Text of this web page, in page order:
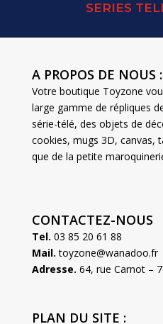
SERIES
A PROPOS DE NOUS :
Votre boutique Toyzone
large gamme de répliques
série-télé, des objets de
cookies, mugs 3D, canvas,
que de la petite
CONTACTEZ-NOUS
Tel. 03 85 20 61 88
Mail. toyzone@wanadoo.fr
Adresse. 64, rue Carnot –
PLAN DU SITE :